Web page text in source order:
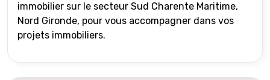
immobilier sur le secteur Sud Charente Maritime,
Nord Gironde, pour vous accompagner dans vos
projets immobiliers.